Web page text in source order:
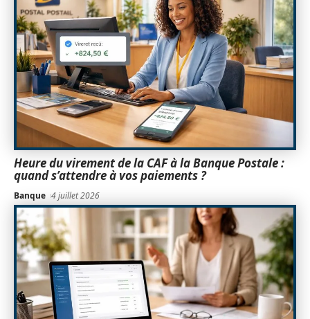
Heure du virement de la CAF à la Banque Postale :
quand s’attendre à vos paiements ?
Banque 4 juillet 2026